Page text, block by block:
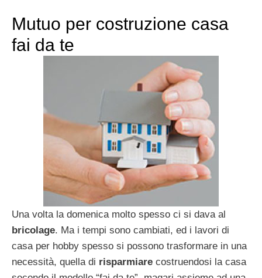
Mutuo per costruzione casa
fai da te
Una volta la domenica molto spesso ci si dava al
bricolage. Ma i tempi sono cambiati, ed i lavori di
casa per hobby spesso si possono trasformare in una
necessità, quella di risparmiare costruendosi la casa